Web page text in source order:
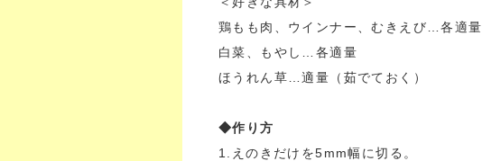
鶏もも肉、ウインナー、むきえび…各適量
白菜、もやし…各適量
ほうれん草…適量（茹でておく）
◆作り方
1.えのきだけを5mm幅に切る。